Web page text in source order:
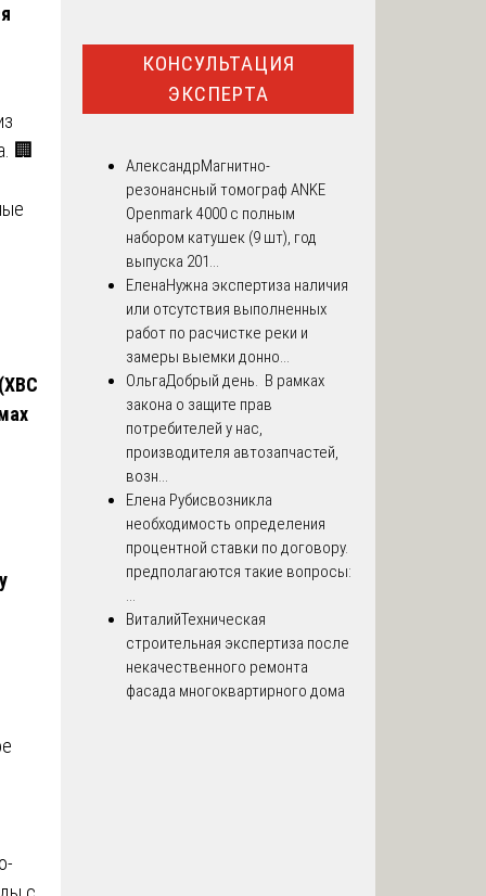
🏢
КОНСУЛЬТАЦИЯ
ЭКСПЕРТА
АлександрМагнитно-
резонансный томограф ANKE
Openmark 4000 с полным
набором катушек (9 шт), год
выпуска 201...
ЕленаНужна экспертиза наличия
или отсутствия выполненных
работ по расчистке реки и
замеры выемки донно...
ОльгаДобрый день. В рамках
закона о защите прав
потребителей у нас,
производителя автозапчастей,
возн...
Елена Рубисвозникла
необходимость определения
процентной ставки по договору.
предполагаются такие вопросы:
...
ВиталийТехническая
строительная экспертиза после
некачественного ремонта
фасада многоквартирного дома